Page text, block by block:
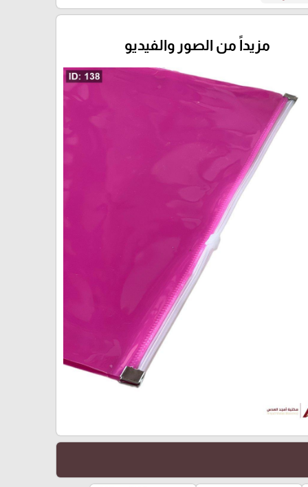
مزيداً من الصور والفيديو